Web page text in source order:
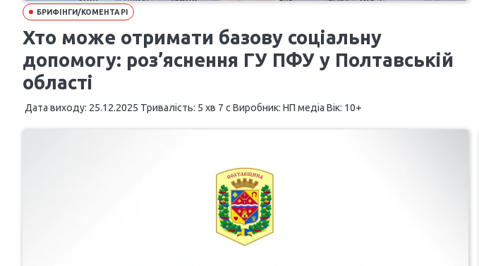
БРИФІНГИ/КОМЕНТАРІ
Хто може отримати базову соціальну
допомогу: роз’яснення ГУ ПФУ у Полтавській
області
Дата виходу: 25.12.2025 Тривалість: 5 хв 7 с Виробник: НП медіа Вік: 10+